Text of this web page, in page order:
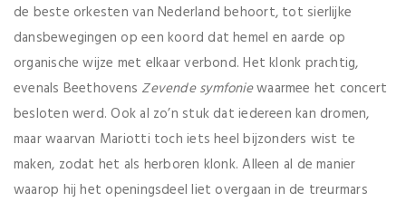
de beste orkesten van Nederland behoort, tot sierlijke
dansbewegingen op een koord dat hemel en aarde op
organische wijze met elkaar verbond. Het klonk prachtig,
evenals Beethovens Zevende symfoniewaarmee het concert
besloten werd. Ook al zo’n stuk dat iedereen kan dromen,
maar waarvan Mariotti toch iets heel bijzonders wist te
maken, zodat het als herboren klonk. Alleen al de manier
waarop hij het openingsdeel liet overgaan in de treurmars